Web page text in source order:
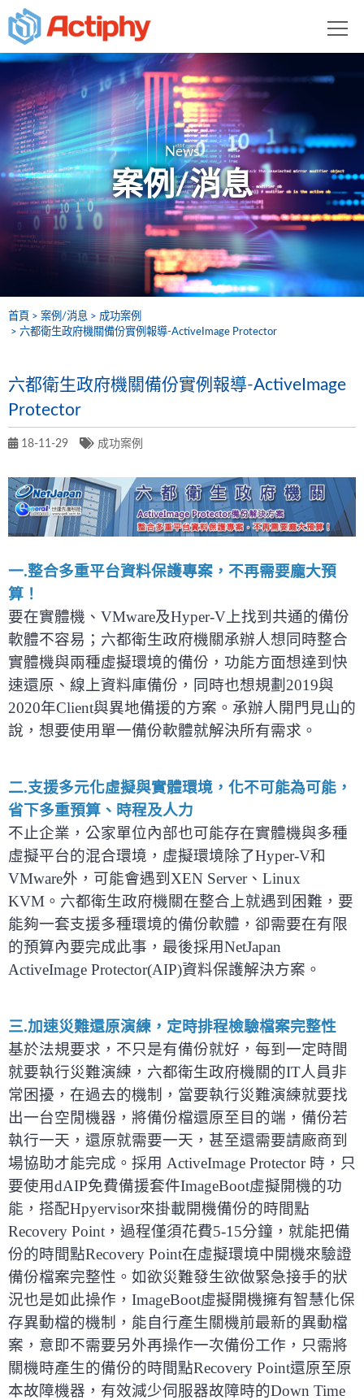
News
案例/消息
首頁 案例/消息
成功案例
六都衛生政府機關備份實例報導-ActiveImage Protector
六都衛生政府機關備份實例報導-ActiveImage
Protector
18-11-29 成功案例
一.整合多重平台資料保護專案，不再需要龐大預
算！
要在實體機、VMware及Hyper-V上找到共通的備份
軟體不容易；六都衛生政府機關承辦人想同時整合
實體機與兩種虛擬環境的備份，功能方面想達到快
速還原、線上資料庫備份，同時也想規劃2019與
2020年Client與異地備援的方案。承辦人開門見山的
說，想要使用單一備份軟體就解決所有需求。
二.支援多元化虛擬與實體環境，化不可能為可能，
省下多重預算、時程及人力
不止企業，公家單位內部也可能存在實體機與多種
虛擬平台的混合環境，虛擬環境除了Hyper-V和
VMware外，可能會遇到XEN Server、Linux
KVM。六都衛生政府機關在整合上就遇到困難，要
能夠一套支援多種環境的備份軟體，卻需要在有限
的預算內要完成此事，最後採用NetJapan
ActiveImage Protector(AIP)資料保護解決方案。
三.加速災難還原演練，定時排程檢驗檔案完整性
基於法規要求，不只是有備份就好，每到一定時間
就要執行災難演練，六都衛生政府機關的IT人員非
常困擾，在過去的機制，當要執行災難演練就要找
出一台空閒機器，將備份檔還原至目的端，備份若
執行一天，還原就需要一天，甚至還需要請廠商到
場協助才能完成。採用 ActiveImage Protector 時，只
要使用dAIP免費備援套件ImageBoot虛擬開機的功
能，搭配Hpyervisor來掛載開機備份的時間點
Recovery Point，過程僅須花費5-15分鐘，就能把備
份的時間點Recovery Point在虛擬環境中開機來驗證
備份檔案完整性。如欲災難發生欲做緊急接手的狀
況也是如此操作，ImageBoot虛擬開機擁有智慧化保
存異動檔的機制，能自行產生關機前最新的異動檔
案，意即不需要另外再操作一次備份工作，只需將
關機時產生的備份的時間點Recovery Point還原至原
本故障機器，有效減少伺服器故障時的Down Time